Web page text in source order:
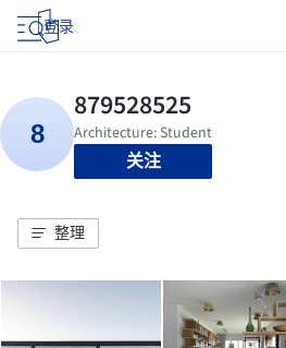
登录
关注
整理